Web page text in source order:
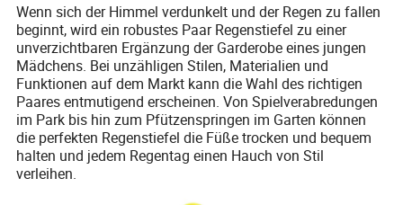
Wenn sich der Himmel verdunkelt und der Regen zu fallen
beginnt, wird ein robustes Paar Regenstiefel zu einer
unverzichtbaren Ergänzung der Garderobe eines jungen
Mädchens. Bei unzähligen Stilen, Materialien und
Funktionen auf dem Markt kann die Wahl des richtigen
Paares entmutigend erscheinen. Von Spielverabredungen
im Park bis hin zum Pfützenspringen im Garten können
die perfekten Regenstiefel die Füße trocken und bequem
halten und jedem Regentag einen Hauch von Stil
verleihen.